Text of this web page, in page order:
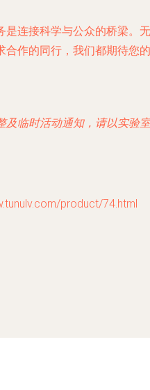
是连接科学与公众的桥梁。无
合作的同行，我们都期待您的
及临时活动通知，请以实验室
product/74.html